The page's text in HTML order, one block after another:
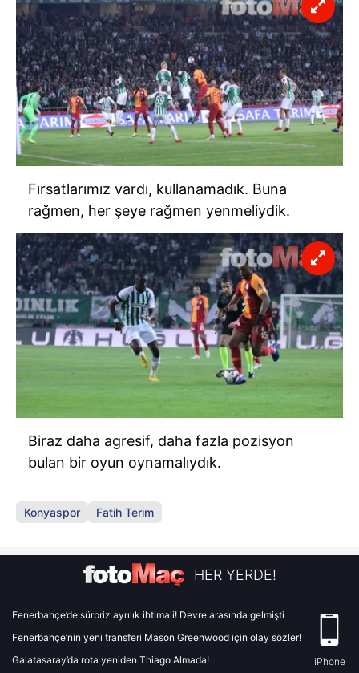
Fırsatlarımız vardı, kullanamadık. Buna
rağmen, her şeye rağmen yenmeliydik.
Biraz daha agresif, daha fazla pozisyon
bulan bir oyun oynamalıydık.
Konyaspor Fatih Terim
HER YERDE!
Fenerbahçe’de sürpriz ayrılık ihtimali! Devre arasında gelmişti
Fenerbahçe’nin yeni transferi Mason Greenwood için olay sözler!
Galatasaray’da rota yeniden Thiago Almada!
iPhone